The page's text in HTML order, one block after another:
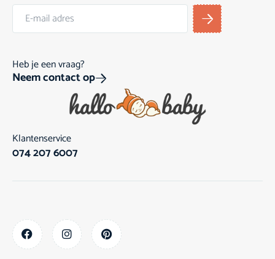
Heb je een vraag?
Neem contact op
Klantenservice
074 207 6007